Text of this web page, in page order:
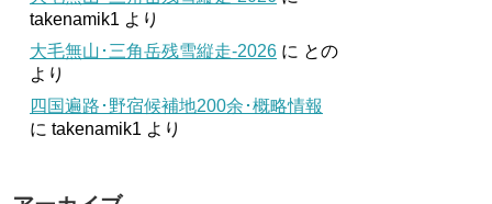
takenamik1 より
大毛無山･三角岳残雪縦走-2026 に との
より
四国遍路･野宿候補地200余･概略情報
に takenamik1 より